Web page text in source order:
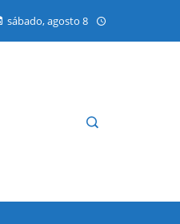
sábado, agosto 8